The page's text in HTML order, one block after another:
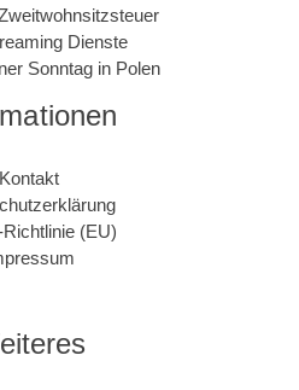
Dienste
Sonntag in Polen
Kontakt
(EU)